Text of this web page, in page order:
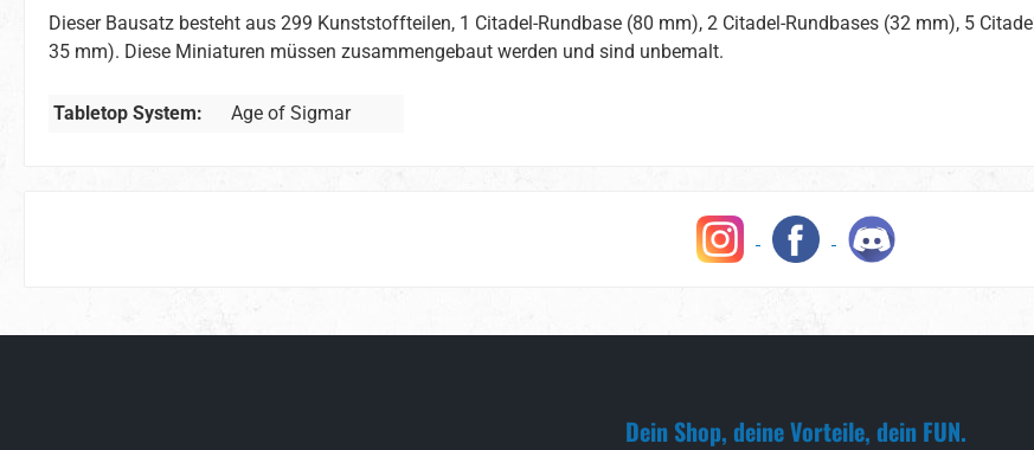
Dieser Bausatz besteht aus 299 Kunststoffteilen, 1 Citadel-Rundbase (80 mm), 2 Citadel-Rundbases (32 mm), 5
35 mm). Diese Miniaturen müssen zusammengebaut werden und sind unbemalt.
Tabletop System: Age of Sigmar
Dein Shop, deine Vorteile, dein FUN.